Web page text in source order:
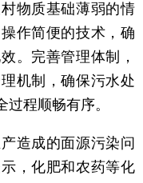
物质基础薄弱的情
作简便的技术，确
。完善管理体制，
机制，确保污水处
程顺畅有序。
造成的面源污染问
，化肥和农药等化